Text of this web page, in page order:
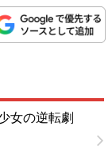
女の逆転劇